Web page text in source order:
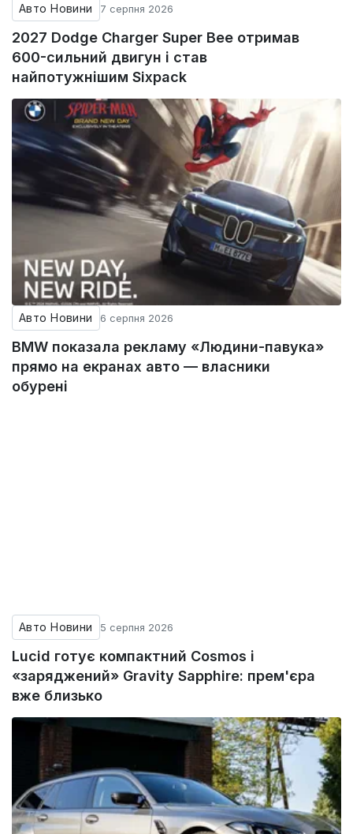
Авто Новини 7 серпня 2026
2027 Dodge Charger Super Bee отримав
600-сильний двигун і став
найпотужнішим Sixpack
Авто Новини 6 серпня 2026
BMW показала рекламу «Людини-павука»
прямо на екранах авто — власники
обурені
Авто Новини 5 серпня 2026
Lucid готує компактний Cosmos і
«заряджений» Gravity Sapphire: прем'єра
вже близько